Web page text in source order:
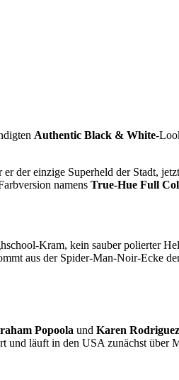
Authentic Black & White-
der einzige Superheld der Stadt,
namens True-Hue Full
Kram, kein sauber polierter
aus der Spider-Man-Noir-Ecke
Popoola und Karen Rodriguez
läuft in den USA zunächst über